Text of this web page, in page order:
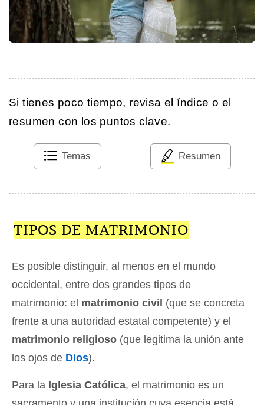
Si tienes poco tiempo, revisa el índice o el
resumen con los puntos clave.
Temas Resumen
TIPOS DE MATRIMONIO
Es posible distinguir, al menos en el mundo
occidental, entre dos grandes tipos de
matrimonio: el matrimonio civil (que se concreta
frente a una autoridad estatal competente) y el
matrimonio religioso (que legitima la unión ante
los ojos de Dios).
Para la Iglesia Católica, el matrimonio es un